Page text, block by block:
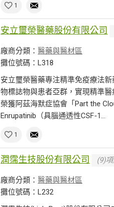
1
安立璽榮醫藥股份有限公司
廠商分類：醫藥與醫材區
攤位號碼：L318
安立璽榮醫藥專注精準免疫療法
物標誌物與患者亞群，實現精準
榮獲阿茲海默症協會「Part the
Enrupatinib（具腦通透性CSF-1...
1
潤霈生技股份有限公司 (9)
廠商分類：醫藥與醫材區
攤位號碼：L232